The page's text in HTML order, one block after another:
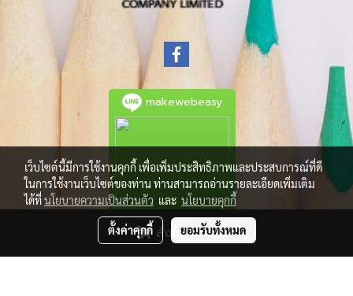
สั่งซื้อสินค้า
makewebeasy
เว็บไซต์นี้มีการใช้งานคุกกี้ เพื่อเพิ่มประสิทธิภาพและประสบการณ์ที่ดี
ในการใช้งานเว็บไซต์ของท่าน ท่านสามารถอ่านรายละเอียดเพิ่มเติม
ได้ที่นโยบายความเป็นส่วนตัว และ นโยบายคุกกี้
ตั้งค่าคุกกี้ ยอมรับทั้งหมด